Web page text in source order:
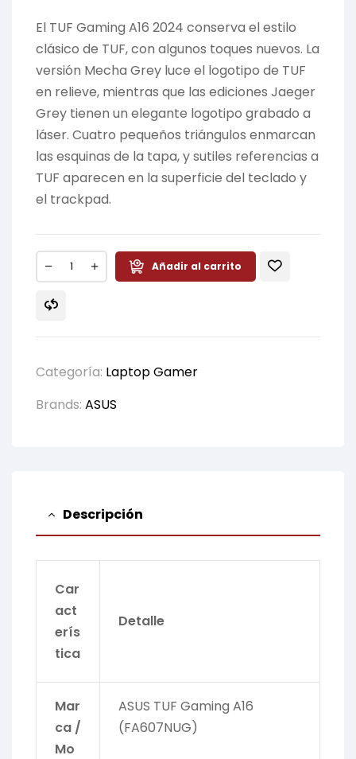
El TUF Gaming A16 2024 conserva el estilo
clásico de TUF, con algunos toques nuevos. La
versión Mecha Grey luce el logotipo de TUF
en relieve, mientras que las ediciones Jaeger
Grey tienen un elegante logotipo grabado a
láser. Cuatro pequeños triángulos enmarcan
las esquinas de la tapa, y sutiles referencias a
TUF aparecen en la superficie del teclado y
el trackpad.
Añadir al carrito
Categoría: Laptop Gamer
Brands: ASUS
Descripción
Car
act
erís
tica
Detalle
Mar
ca /
Mo
ASUS TUF Gaming A16
(FA607NUG)